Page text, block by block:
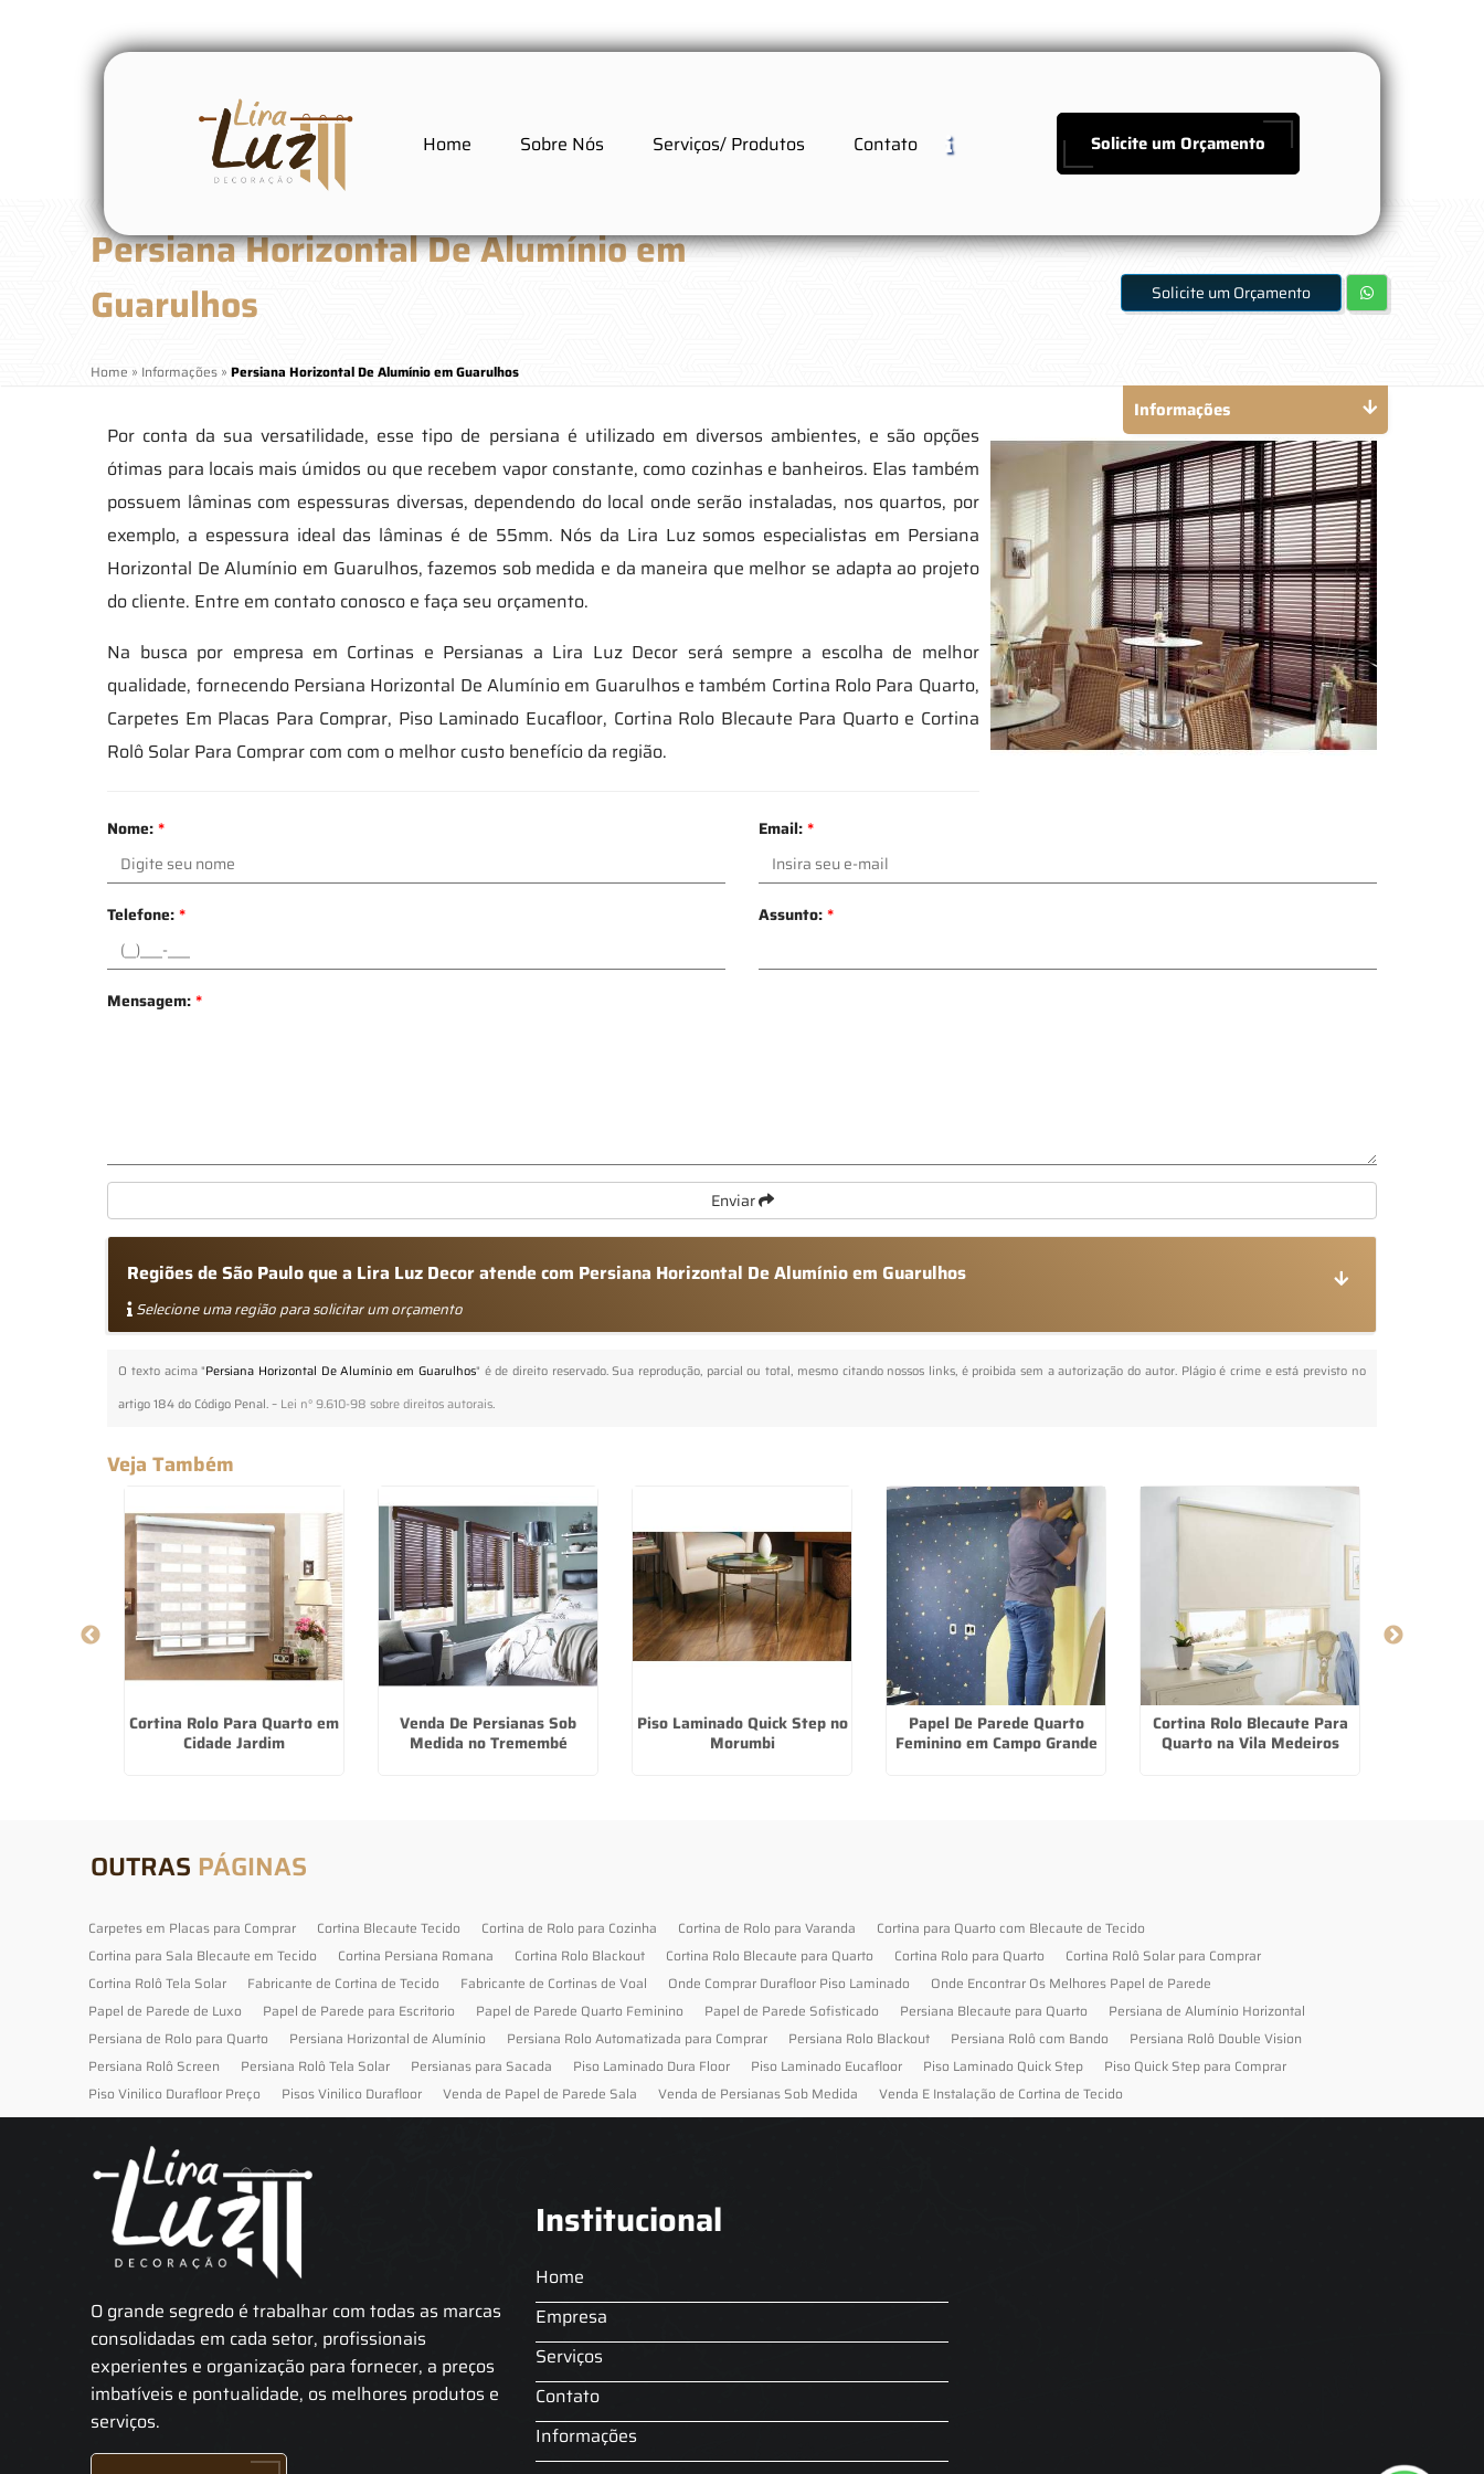
Home Sobre Nós Serviços/ Produtos Contato Solicite um Orçamento
Persiana Horizontal De Alumínio em
Guarulhos
Home » Informações »Persiana Horizontal De Alumínio em Guarulhos
Solicite um Orçamento
Por conta da sua versatilidade, esse tipo de persiana é utilizado em diversos ambientes, e são opções
ótimas para locais mais úmidos ou que recebem vapor constante, como cozinhas e banheiros. Elas também
possuem lâminas com espessuras diversas, dependendo do local onde serão instaladas, nos quartos, por
exemplo, a espessura ideal das lâminas é de 55mm. Nós da Lira Luz somos especialistas em Persiana
Horizontal De Alumínio em Guarulhos, fazemos sob medida e da maneira que melhor se adapta ao projeto
do cliente. Entre em contato conosco e faça seu orçamento.
Na busca por empresa em Cortinas e Persianas a Lira Luz Decor será sempre a escolha de melhor
qualidade, fornecendo Persiana Horizontal De Alumínio em Guarulhos e também Cortina Rolo Para Quarto,
Carpetes Em Placas Para Comprar, Piso Laminado Eucafloor, Cortina Rolo Blecaute Para Quarto e Cortina
Rolô Solar Para Comprar com com o melhor custo benefício da região.
Nome:* Email:*
Telefone:* Assunto:*
Mensagem:*
Enviar
Regiões de São Paulo que a Lira Luz Decor atende com Persiana Horizontal De Alumínio em Guarulhos
Selecione uma região para solicitar um orçamento
O texto acima "Persiana Horizontal De Alumínio em Guarulhos" é de direito reservado. Sua reprodução, parcial ou total, mesmo citando nossos links, é proibida sem a autorização do autor. Plágio é crime e está previsto no
artigo 184 do Código Penal. – Lei n° 9.610-98 sobre direitos autorais.
Informações
Veja Também
Cortina Rolo Para Quarto em
Cidade Jardim
Venda De Persianas Sob
Medida no Tremembé
Piso Laminado Quick Step no
Morumbi
Papel De Parede Quarto
Feminino em Campo Grande
Cortina Rolo Blecaute Para
Quarto na Vila Medeiros
OUTRAS PÁGINAS
Carpetes em Placas para Comprar Cortina Blecaute Tecido Cortina de Rolo para Cozinha Cortina de Rolo para Varanda
Cortina para Quarto com Blecaute de Tecido
Cortina para Sala Blecaute em Tecido
Cortina Persiana Romana Cortina Rolo Blackout Cortina Rolo Blecaute para Quarto Cortina Rolo para Quarto
Cortina Rolô Solar para Comprar
Cortina Rolô Tela Solar
Fabricante de Cortina de Tecido Fabricante de Cortinas de Voal Onde Comprar Durafloor Piso Laminado
Onde Encontrar Os Melhores Papel de Parede
Papel de Parede de Luxo
Papel de Parede para Escritorio Papel de Parede Quarto Feminino Papel de Parede Sofisticado Persiana Blecaute para Quarto
Persiana de Alumínio Horizontal
Persiana de Rolo para Quarto
Persiana Horizontal de Alumínio Persiana Rolo Automatizada para Comprar Persiana Rolo Blackout Persiana Rolô com Bando
Persiana Rolô Double Vision
Persiana Rolô Screen
Persiana Rolô Tela Solar Persianas para Sacada Piso Laminado Dura Floor Piso Laminado Eucafloor Piso Laminado Quick Step
Piso Quick Step para Comprar
Piso Vinilico Durafloor Preço
Pisos Vinilico Durafloor Venda de Papel de Parede Sala Venda de Persianas Sob Medida Venda E Instalação de Cortina de Tecido
O grande segredo é trabalhar com todas as marcas
consolidadas em cada setor, profissionais
experientes e organização para fornecer, a preços
imbatíveis e pontualidade, os melhores produtos e
serviços.
Institucional
Home
Empresa
Serviços
Contato
Informações